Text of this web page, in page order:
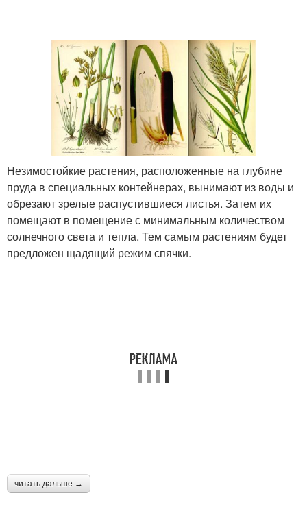
Незимостойкие растения, расположенные на глубине
пруда в специальных контейнерах, вынимают из воды и
обрезают зрелые распустившиеся листья. Затем их
помещают в помещение с минимальным количеством
солнечного света и тепла. Тем самым растениям будет
предложен щадящий режим спячки.
читать дальше →